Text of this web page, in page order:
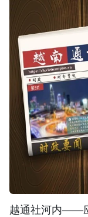
越通社河内——